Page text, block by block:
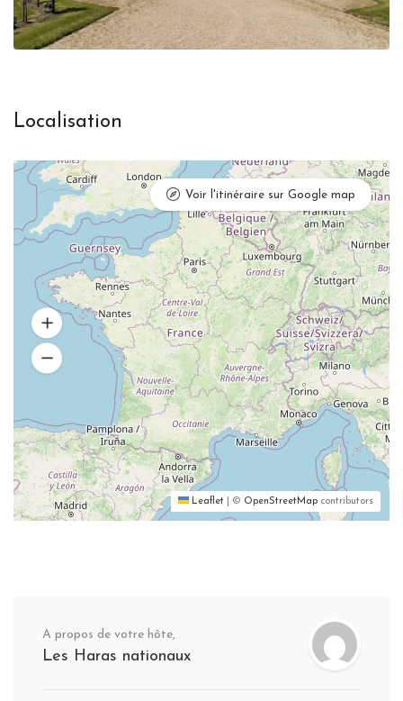
Localisation
Leaflet © OpenStreetMap contributors
Voir l'itinéraire sur Google map
A propos de votre hôte,
Les Haras nationaux